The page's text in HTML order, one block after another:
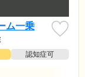
ム一乗
認知症可